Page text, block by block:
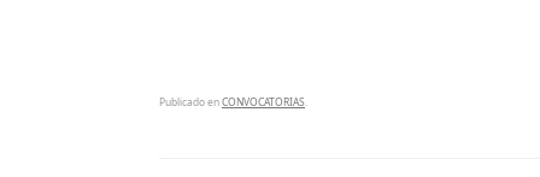
Publicado enCONVOCATORIAS